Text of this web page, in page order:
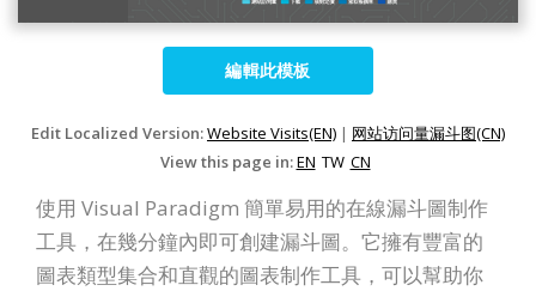
編輯此模板
Edit Localized Version:Website Visits(EN) | 网站访问量漏斗图(CN)
View this page in:EN TW CN
使用 Visual Paradigm 簡單易用的在線漏斗圖制作
工具，在幾分鐘內即可創建漏斗圖。它擁有豐富的
圖表類型集合和直觀的圖表制作工具，可以幫助你